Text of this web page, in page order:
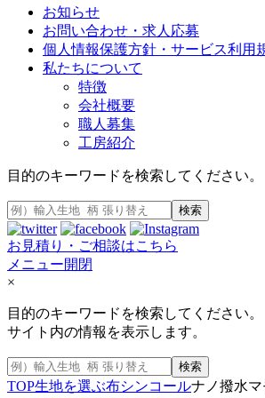
お知らせ
お問い合わせ・求人応募
個人情報保護方針・サービス利用
私たちについて
特徴
会社概要
職人募集
工房紹介
目的のキーワードを検索してください。
検索
お見積り・ご相談はこちら
メニュー開閉
×
目的のキーワードを検索してください。
サイト内の情報を表示します。
検索
TOP生地を選ぶ布シンコールナノ撥水マ